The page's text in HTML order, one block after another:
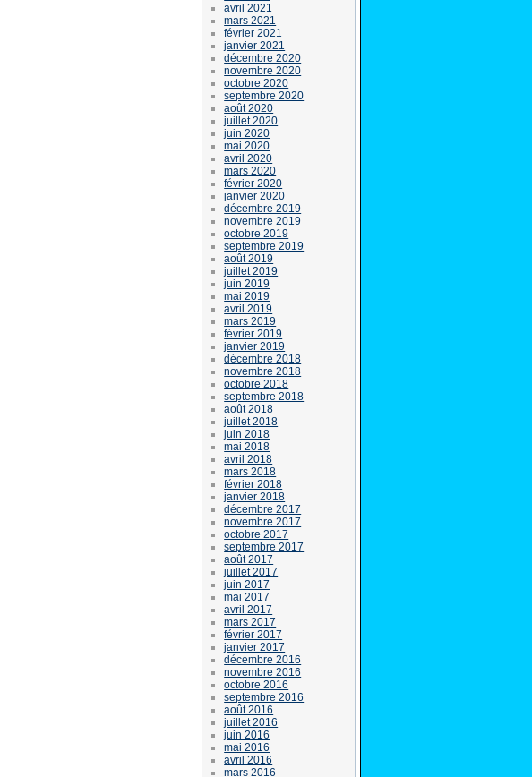
avril 2021
mars 2021
février 2021
janvier 2021
décembre 2020
novembre 2020
octobre 2020
septembre 2020
août 2020
juillet 2020
juin 2020
mai 2020
avril 2020
mars 2020
février 2020
janvier 2020
décembre 2019
novembre 2019
octobre 2019
septembre 2019
août 2019
juillet 2019
juin 2019
mai 2019
avril 2019
mars 2019
février 2019
janvier 2019
décembre 2018
novembre 2018
octobre 2018
septembre 2018
août 2018
juillet 2018
juin 2018
mai 2018
avril 2018
mars 2018
février 2018
janvier 2018
décembre 2017
novembre 2017
octobre 2017
septembre 2017
août 2017
juillet 2017
juin 2017
mai 2017
avril 2017
mars 2017
février 2017
janvier 2017
décembre 2016
novembre 2016
octobre 2016
septembre 2016
août 2016
juillet 2016
juin 2016
mai 2016
avril 2016
mars 2016